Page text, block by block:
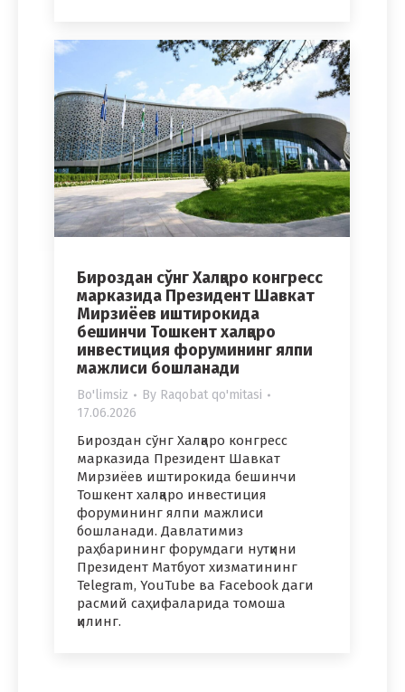
Бироздан сўнг Халқаро конгресс
марказида Президент Шавкат
Мирзиёев иштирокида
бешинчи Тошкент халқаро
инвестиция форумининг ялпи
мажлиси бошланади
Bo'limsiz By Raqobat qo'mitasi
17.06.2026
Бироздан сўнг Халқаро конгресс
марказида Президент Шавкат
Мирзиёев иштирокида бешинчи
Тошкент халқаро инвестиция
форумининг ялпи мажлиси
бошланади. Давлатимиз
раҳбарининг форумдаги нутқини
Президент Матбуот хизматининг
Telegram, YouTube ва Facebook даги
расмий саҳифаларида томоша
қилинг.